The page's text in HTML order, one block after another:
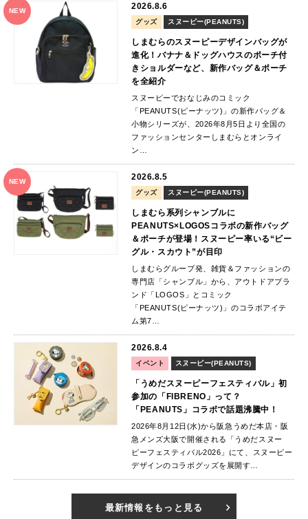
NEW 2026.8.6
グッズ スヌーピー(PEANUTS)
しまむらのスヌーピーデザインバッグが
進化！バナナ＆ドッグハウスのポーチ付
きショルダーなど、新作バッグ＆ポーチ
を全紹介
スヌーピーでおなじみのコミック
「PEANUTS(ピーナッツ)」の新作バッグ＆
小物シリーズが、2026年8月5日より全国の
ファッションセンターしまむらとオンライ
ン…
NEW 2026.8.5
グッズ スヌーピー(PEANUTS)
しまむら系列シャンブルに
PEANUTS×LOGOSコラボの新作バッグ
＆ポーチが登場！スヌーピー率いる“ビー
グル・スカウト”が目印
しまむらグループ発、雑貨＆ファッションの
専門店「シャンブル」から、アウトドアブラ
ンド「LOGOS」とコミック
「PEANUTS(ピーナッツ)」のコラボアイテ
ム第7…
2026.8.4
イベント スヌーピー(PEANUTS)
「うめだスヌーピーフェスティバル」初
参加の「FIBRENO」って？
「PEANUTS」コラボで話題沸騰中！
2026年8月12日(水)から阪急うめだ本店・阪
急メンズ大阪で開催される「うめだスヌー
ピーフェスティバル2026」にて、スヌーピー
デザインのコラボグッズを展開す…
最新情報をもっと見る